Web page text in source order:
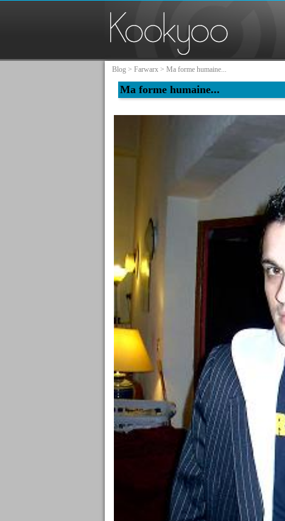
Blog > Farwarx > Ma forme humaine...
Ma forme humaine...